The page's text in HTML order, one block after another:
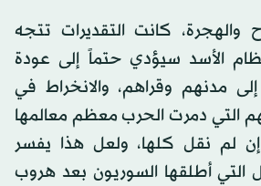
كانت التقديرات تتجه
الأسد سيؤدي حتماً إلى عودة
إلى مدنهم وقراهم، والانخراط في
التي دمرت الحرب معظم معالمها
إن لم نقل كلها، ولعل هذا يفسر
التي أطلقها السوريون بعد هروب